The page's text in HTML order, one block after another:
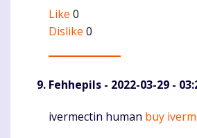
Like 0
Dislike 0
Fehhepils - 2022-03-29 -
Komentaras
ivermectin human buy